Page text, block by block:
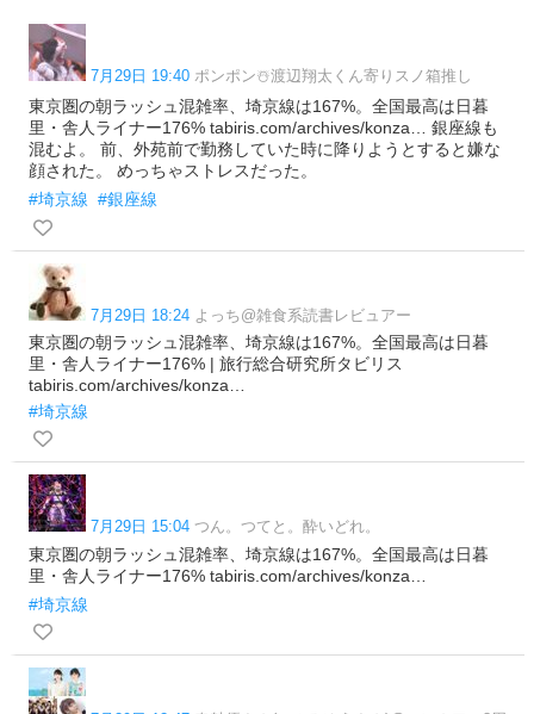
7月29日 19:40 ポンポン☃️渡辺翔太くん寄りスノ箱推し
東京圏の朝ラッシュ混雑率、埼京線は167%。全国最高は日暮
里・舎人ライナー176% tabiris.com/archives/konza… 銀座線も
混むよ。 前、外苑前で勤務していた時に降りようとすると嫌な
顔された。 めっちゃストレスだった。
#埼京線 #銀座線
7月29日 18:24 よっち@雑食系読書レビュアー
東京圏の朝ラッシュ混雑率、埼京線は167%。全国最高は日暮
里・舎人ライナー176% | 旅行総合研究所タビリス
tabiris.com/archives/konza…
#埼京線
7月29日 15:04 つん。つてと。酔いどれ。
東京圏の朝ラッシュ混雑率、埼京線は167%。全国最高は日暮
里・舎人ライナー176% tabiris.com/archives/konza…
#埼京線